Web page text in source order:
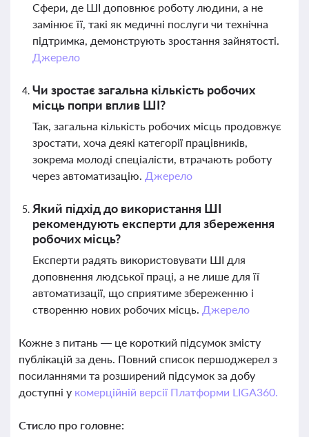
Сфери, де ШІ доповнює роботу людини, а не
замінює її, такі як медичні послуги чи технічна
підтримка, демонструють зростання зайнятості.
Джерело
Чи зростає загальна кількість робочих
місць попри вплив ШІ?
Так, загальна кількість робочих місць продовжує
зростати, хоча деякі категорії працівників,
зокрема молоді спеціалісти, втрачають роботу
через автоматизацію. Джерело
Який підхід до використання ШІ
рекомендують експерти для збереження
робочих місць?
Експерти радять використовувати ШІ для
доповнення людської праці, а не лише для її
автоматизації, що сприятиме збереженню і
створенню нових робочих місць. Джерело
Кожне з питань — це короткий підсумок змісту
публікацій за день. Повний список першоджерел з
посиланнями та розширений підсумок за добу
доступні у комерційній версії Платформи LIGA360.
Стисло про головне: